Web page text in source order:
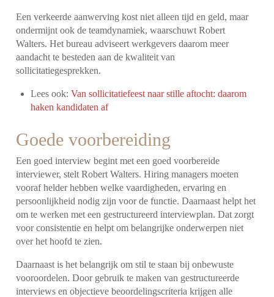
Een verkeerde aanwerving kost niet alleen tijd en geld, maar
ondermijnt ook de teamdynamiek, waarschuwt Robert
Walters. Het bureau adviseert werkgevers daarom meer
aandacht te besteden aan de kwaliteit van
sollicitatiegesprekken.
Lees ook:Van sollicitatiefeest naar stille aftocht: daarom
haken kandidaten af
Goede voorbereiding
Een goed interview begint met een goed voorbereide
interviewer, stelt Robert Walters. Hiring managers moeten
vooraf helder hebben welke vaardigheden, ervaring en
persoonlijkheid nodig zijn voor de functie. Daarnaast helpt het
om te werken met een gestructureerd interviewplan. Dat zorgt
voor consistentie en helpt om belangrijke onderwerpen niet
over het hoofd te zien.
Daarnaast is het belangrijk om stil te staan bij onbewuste
vooroordelen. Door gebruik te maken van gestructureerde
interviews en objectieve beoordelingscriteria krijgen alle